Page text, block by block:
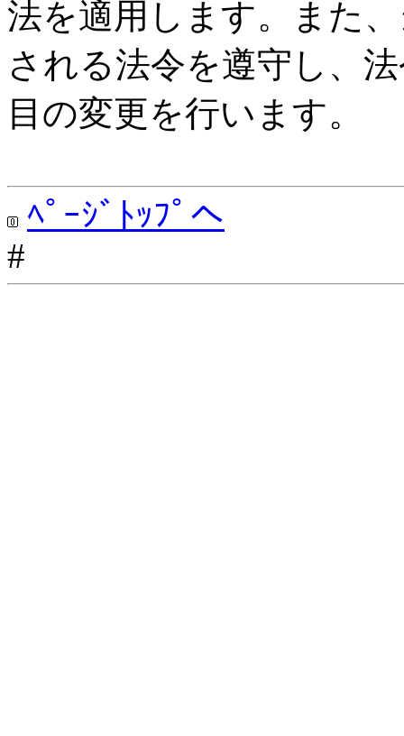
法を適用します。また
される法令を遵守し、
目の変更を行います。
ﾍﾟｰｼﾞﾄｯﾌﾟへ
#